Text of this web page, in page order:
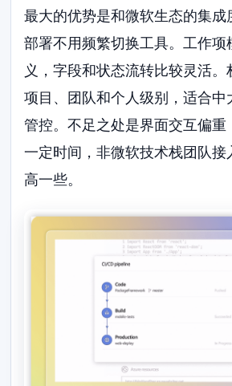
最大的优势是和微软生态的集成
部署不用频繁切换工具。工作项
义，字段和状态流转比较灵活。
项目、团队和个人级别，适合中
管控。不足之处是界面交互偏重
一定时间，非微软技术栈团队接
高一些。